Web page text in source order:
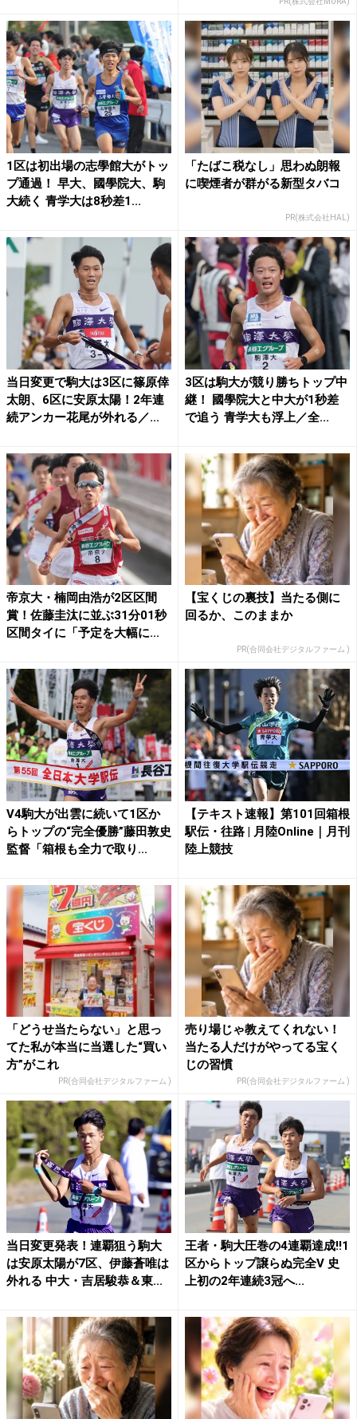
1区は初出場の志學館大がトッ
プ通過！ 早大、國學院大、駒
大続く 青学大は8秒差1...
「たばこ税なし」思わぬ朗報
に喫煙者が群がる新型タバコ
PR(株式会社HAL)
当日変更で駒大は3区に篠原倖
太朗、6区に安原太陽！2年連
続アンカー花尾が外れる／...
3区は駒大が競り勝ちトップ中
継！ 國學院大と中大が1秒差
で追う 青学大も浮上／全...
帝京大・楠岡由浩が2区区間
賞！佐藤圭汰に並ぶ31分01秒
区間タイに「予定を大幅に...
【宝くじの裏技】当たる側に
回るか、このままか
PR(合同会社デジタルファーム )
V4駒大が出雲に続いて1区か
らトップの“完全優勝”藤田敦史
監督「箱根も全力で取り...
【テキスト速報】第101回箱根
駅伝・往路 | 月陸Online｜月刊
陸上競技
「どうせ当たらない」と思っ
てた私が本当に当選した“買い
方”がこれ
PR(合同会社デジタルファーム )
売り場じゃ教えてくれない！
当たる人だけがやってる宝く
じの習慣
PR(合同会社デジタルファーム )
当日変更発表！連覇狙う駒大
は安原太陽が7区、伊藤蒼唯は
外れる 中大・吉居駿恭＆東...
王者・駒大圧巻の4連覇達成!!1
区からトップ譲らぬ完全V 史
上初の2年連続3冠へ...